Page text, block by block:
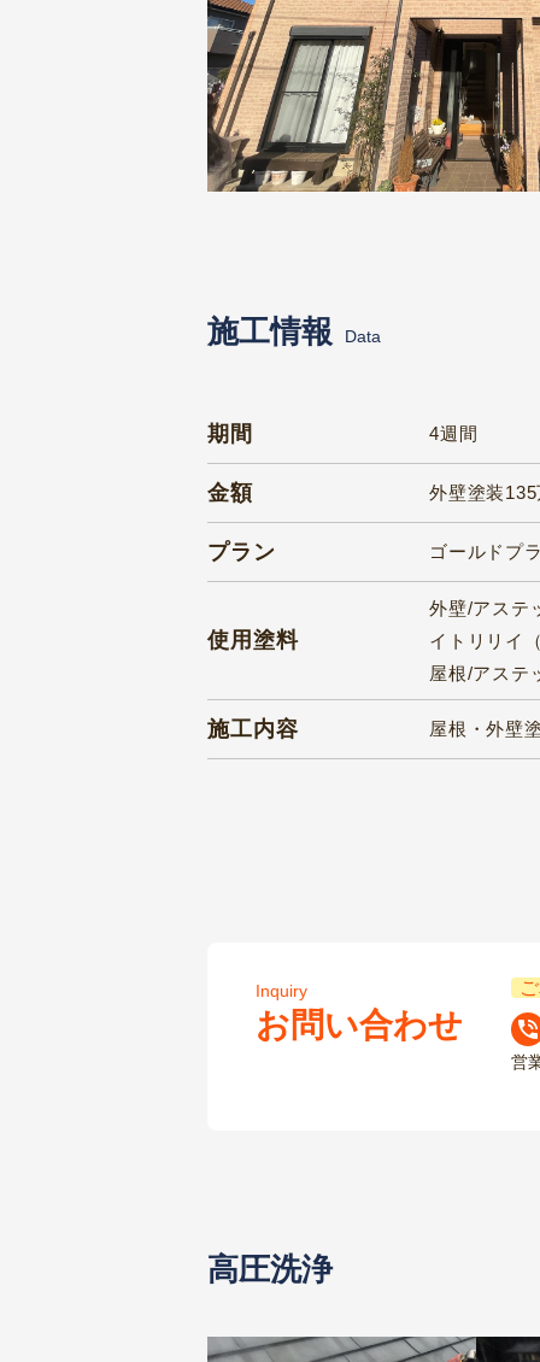
施工情報 Data
期間 4週間
金額 外壁塗装
プラン ゴールドプ
使用塗料
外壁/アステ
イトリリイ
屋根/アステ
施工内容 屋根・外壁
お問い合わせ
Inquiry
営
高圧洗浄